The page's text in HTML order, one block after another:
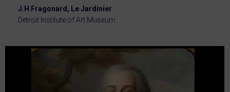
J.H Fragonard, Le Jardinier
Detroit Institute of Art Museum.